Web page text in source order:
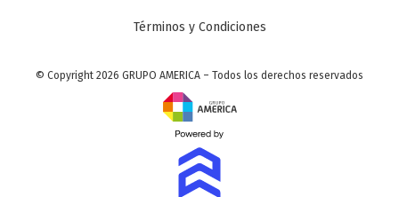
Términos y Condiciones
© Copyright 2026 GRUPO AMERICA – Todos los derechos reservados